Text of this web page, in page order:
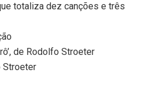
totaliza dez canções e três
de Rodolfo Stroeter
Stroeter